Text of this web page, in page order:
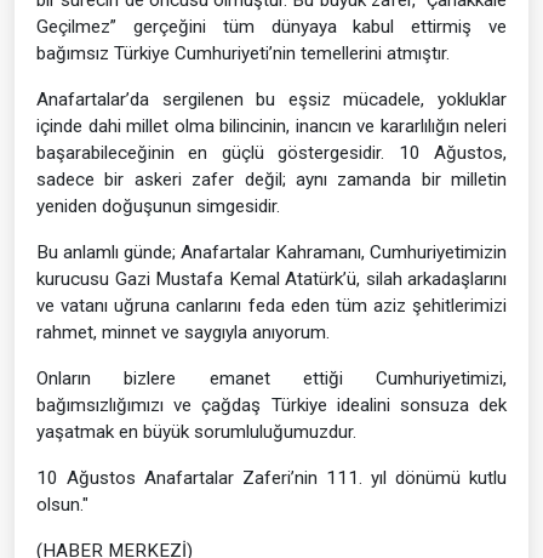
Geçilmez” gerçeğini tüm dünyaya kabul ettirmiş ve
bağımsız Türkiye Cumhuriyeti’nin temellerini atmıştır.
Anafartalar’da sergilenen bu eşsiz mücadele, yokluklar
içinde dahi millet olma bilincinin, inancın ve kararlılığın neleri
başarabileceğinin en güçlü göstergesidir. 10 Ağustos,
sadece bir askeri zafer değil; aynı zamanda bir milletin
yeniden doğuşunun simgesidir.
Bu anlamlı günde; Anafartalar Kahramanı, Cumhuriyetimizin
kurucusu Gazi Mustafa Kemal Atatürk’ü, silah arkadaşlarını
ve vatanı uğruna canlarını feda eden tüm aziz şehitlerimizi
rahmet, minnet ve saygıyla anıyorum.
Onların bizlere emanet ettiği Cumhuriyetimizi,
bağımsızlığımızı ve çağdaş Türkiye idealini sonsuza dek
yaşatmak en büyük sorumluluğumuzdur.
10 Ağustos Anafartalar Zaferi’nin 111. yıl dönümü kutlu
olsun."
(HABER MERKEZİ)